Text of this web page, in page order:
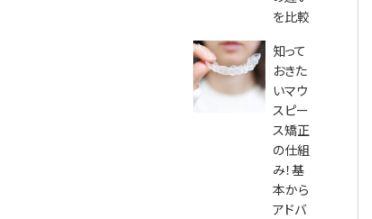
を比較
知って
おきた
いマウ
スピー
ス矯正
の仕組
み！基
本から
アドバ